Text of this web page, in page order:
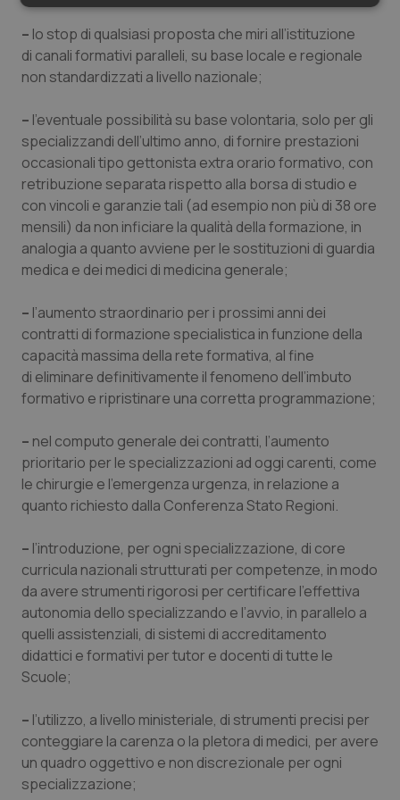
– lo stop di qualsiasi proposta che miri all’istituzione
di canali formativi paralleli, su base locale e regionale
non standardizzati a livello nazionale;
– l’eventuale possibilità su base volontaria, solo per gli
specializzandi dell’ultimo anno, di fornire prestazioni
occasionali tipo gettonista extra orario formativo, con
retribuzione separata rispetto alla borsa di studio e
con vincoli e garanzie tali (ad esempio non più di 38 ore
mensili) da non inficiare la qualità della formazione, in
analogia a quanto avviene per le sostituzioni di guardia
medica e dei medici di medicina generale;
– l’aumento straordinario per i prossimi anni dei
contratti di formazione specialistica in funzione della
capacità massima della rete formativa, al fine
di eliminare definitivamente il fenomeno dell’imbuto
formativo e ripristinare una corretta programmazione;
– nel computo generale dei contratti, l’aumento
prioritario per le specializzazioni ad oggi carenti, come
le chirurgie e l’emergenza urgenza, in relazione a
quanto richiesto dalla Conferenza Stato Regioni.
– l’introduzione, per ogni specializzazione, di core
curricula nazionali strutturati per competenze, in modo
da avere strumenti rigorosi per certificare l’effettiva
autonomia dello specializzando e l’avvio, in parallelo a
quelli assistenziali, di sistemi di accreditamento
didattici e formativi per tutor e docenti di tutte le
Scuole;
– l’utilizzo, a livello ministeriale, di strumenti precisi per
conteggiare la carenza o la pletora di medici, per avere
un quadro oggettivo e non discrezionale per ogni
specializzazione;
Necessari Statistici Marketing
Necessari Marketing
I cookie necessari contribuiscono a rendere fruibile il
sito web abilitandone funzionalità di base quali la
navigazione sulle pagine e l'accesso alle aree
protette del sito. Il sito web non è in grado di
funzionare correttamente senza questi cookie.
Nome
Fornitore/Dominio
VISITOR_PRIVACY_METADATA
YouTube
CookieScriptConsent
CookieScript
www.quotidianosanita.it
5
tracking-sites-ironfish-